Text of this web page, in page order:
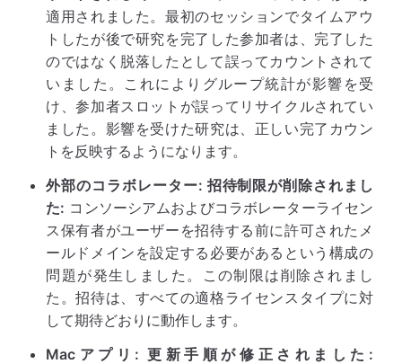
適用されました。最初のセッションでタイムアウ
トしたが後で研究を完了した参加者は、完了した
のではなく脱落したとして誤ってカウントされて
いました。これによりグループ統計が影響を受
け、参加者スロットが誤ってリサイクルされてい
ました。影響を受けた研究は、正しい完了カウン
トを反映するようになります。
外部のコラボレーター: 招待制限が削除されまし
た: コンソーシアムおよびコラボレーターライセン
ス保有者がユーザーを招待する前に許可されたメ
ールドメインを設定する必要があるという構成の
問題が発生しました。この制限は削除されまし
た。招待は、すべての適格ライセンスタイプに対
して期待どおりに動作します。
Macアプリ: 更新手順が修正されました: